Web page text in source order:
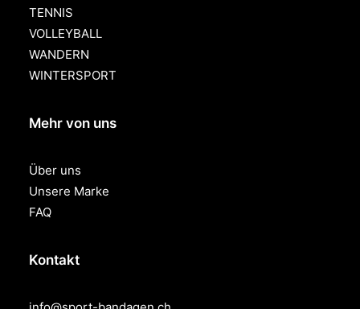
TENNIS
VOLLEYBALL
WANDERN
WINTERSPORT
Mehr von uns
Über uns
Unsere Marke
FAQ
Kontakt